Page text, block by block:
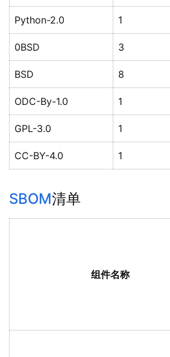
Python-2.0 1
0BSD 3
BSD 8
ODC-By-1.0 1
GPL-3.0 1
CC-BY-4.0 1
SBOM清单
组件名称